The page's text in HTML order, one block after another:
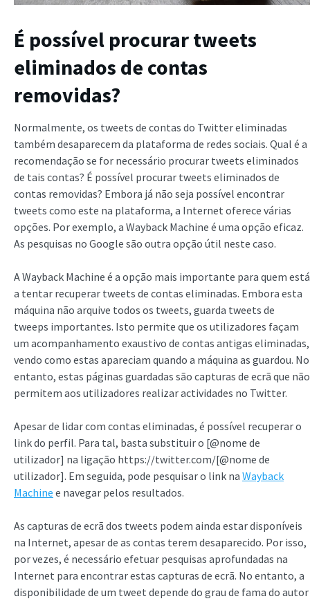
É possível procurar tweets
eliminados de contas
removidas?
Normalmente, os tweets de contas do Twitter eliminadas
também desaparecem da plataforma de redes sociais. Qual é a
recomendação se for necessário procurar tweets eliminados
de tais contas? É possível procurar tweets eliminados de
contas removidas? Embora já não seja possível encontrar
tweets como este na plataforma, a Internet oferece várias
opções. Por exemplo, a Wayback Machine é uma opção eficaz.
As pesquisas no Google são outra opção útil neste caso.
A Wayback Machine é a opção mais importante para quem está
a tentar recuperar tweets de contas eliminadas. Embora esta
máquina não arquive todos os tweets, guarda tweets de
tweeps importantes. Isto permite que os utilizadores façam
um acompanhamento exaustivo de contas antigas eliminadas,
vendo como estas apareciam quando a máquina as guardou. No
entanto, estas páginas guardadas são capturas de ecrã que não
permitem aos utilizadores realizar actividades no Twitter.
Apesar de lidar com contas eliminadas, é possível recuperar o
link do perfil. Para tal, basta substituir o [@nome de
utilizador] na ligação https://twitter.com/[@nome de
utilizador]. Em seguida, pode pesquisar o link na Wayback
Machine e navegar pelos resultados.
As capturas de ecrã dos tweets podem ainda estar disponíveis
na Internet, apesar de as contas terem desaparecido. Por isso,
por vezes, é necessário efetuar pesquisas aprofundadas na
Internet para encontrar estas capturas de ecrã. No entanto, a
disponibilidade de um tweet depende do grau de fama do autor